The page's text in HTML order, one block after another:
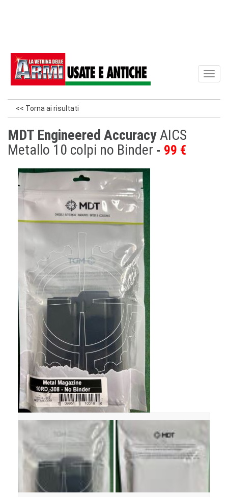
<< Torna ai risultati
MDT Engineered AccuracyAICS
Metallo 10 colpi no Binder
99 €